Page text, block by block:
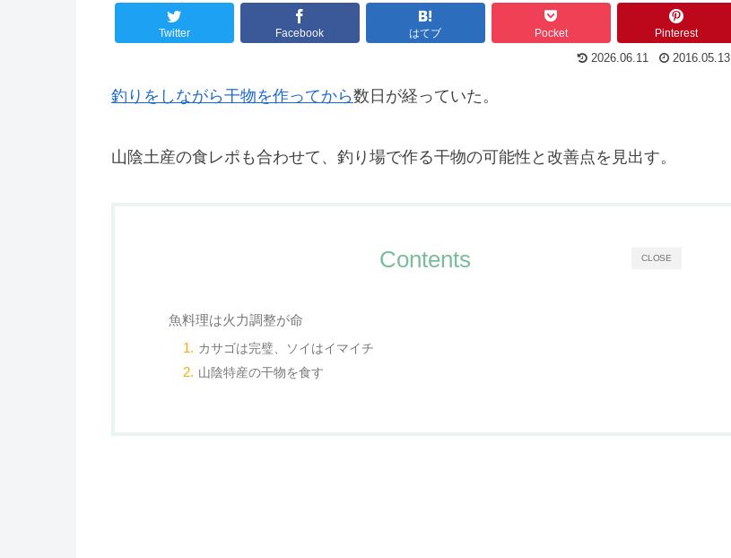
Twitter Facebook はてブ Pocket Pinterest
2026.06.11 2016.05.13
釣りをしながら干物を作ってから数日が経っていた。
山陰土産の食レポも合わせて、釣り場で作る干物の可能性と改善点を見出す。
CLOSE
Contents
魚料理は火力調整が命
カサゴは完璧、ソイはイマイチ
山陰特産の干物を食す